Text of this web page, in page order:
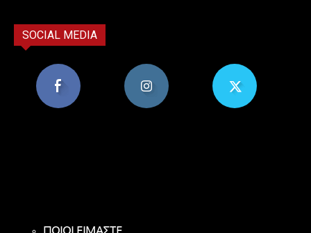
SOCIAL MEDIA